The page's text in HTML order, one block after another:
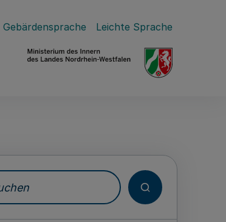
Gebärdensprache Leichte Sprache